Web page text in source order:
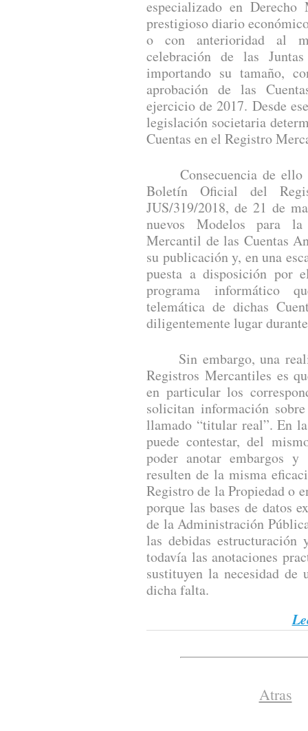
especializado en
prestigioso diario
o con anterioridad al
celebración de las
importando su tamaño,
aprobación de las
ejercicio de 2017. Desde
legislación societaria
Cuentas en el Registro
Consecuencia de ello
Boletín Oficial del
JUS/319/2018, de 21 de
nuevos Modelos para
Mercantil de las Cuentas
su publicación y, en una
puesta a disposición por
programa informático
telemática de dichas
diligentemente lugar
Sin embargo, una
Registros Mercantiles es
en particular los
solicitan información
llamado “titular real”. En
puede contestar, del
poder anotar embargos
resulten de la misma
Registro de la Propiedad o
porque las bases de datos
de la Administración
las debidas estructuración
todavía las anotaciones
sustituyen la necesidad de
dicha falta.
Atras